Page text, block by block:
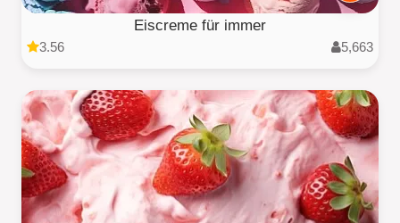
Eiscreme für immer
3.56 5,663